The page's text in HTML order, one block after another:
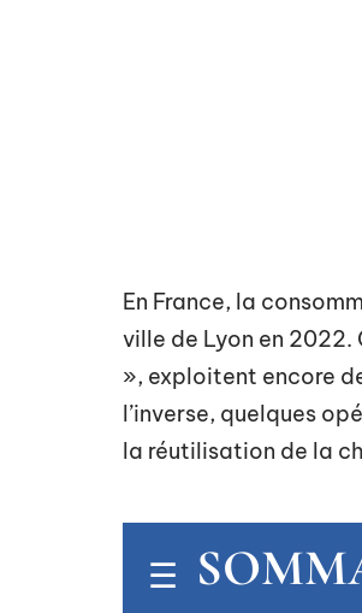
En France, la
ville de Lyon en
», exploitent encore
l’inverse, quelques
la réutilisation de la